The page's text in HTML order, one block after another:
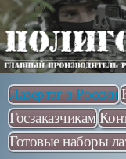
Лазертаг в России
Госзаказчикам
Готовые наборы